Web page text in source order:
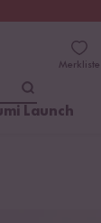
Merkliste
Launch